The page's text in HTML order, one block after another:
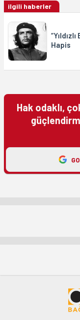
ilgili haberler
Hapis
Hak odaklı,